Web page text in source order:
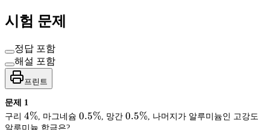
시험 문제
정답 포함
해설 포함
프린트
문제 1
구리 4\%
4% , 마그네슘 0.5\%
0.5% , 망간 0.5\%
0.5% , 나머지가 알루미늄인 고강도